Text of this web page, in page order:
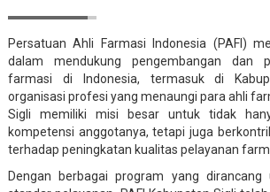
Persatuan Ahli Farmasi Indonesia (PAFI)
dalam mendukung pengembangan dan
farmasi di Indonesia, termasuk di
organisasi profesi yang menaungi para ahli
Sigli memiliki misi besar untuk tidak
kompetensi anggotanya, tetapi juga
terhadap peningkatan kualitas pelayanan
Dengan berbagai program yang dirancang